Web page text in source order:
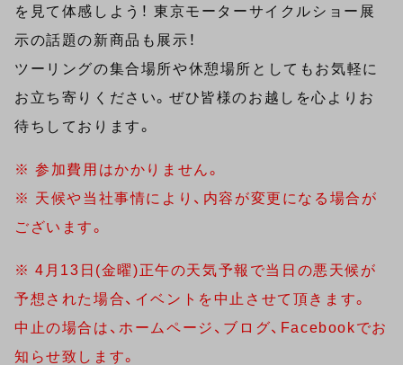
を見て体感しよう！ 東京モーターサイクルショー展
示の話題の新商品も展示！
ツーリングの集合場所や休憩場所としてもお気軽に
お立ち寄りください。ぜひ皆様のお越しを心よりお
待ちしております。
※ 参加費用はかかりません。
※ 天候や当社事情により、内容が変更になる場合が
ございます。
※ 4月13日(金曜)正午の天気予報で当日の悪天候が
予想された場合、イベントを中止させて頂きます。
中止の場合は、ホームページ、ブログ、Facebookでお
知らせ致します。